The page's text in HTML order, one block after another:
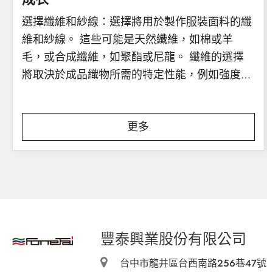
選擇纖維和紗線：選擇將用於製作服裝面料的纖
維和紗線。 這些可能是天然纖維，如棉或羊
毛，或合成纖維，如聚酯或尼龍。 纖維的選擇
將取決於成品織物所需的特定性能，例如強度、
更多
豐泰興業股份有限公司
台中市龍井區台西南路256巷47號